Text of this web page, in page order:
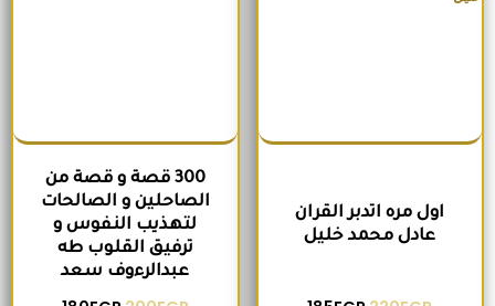
اول مره اتدبر القران
عادل محمد خليل
300 قصة و قصة من
الصاحلين و الصالحات
لتهذيب النفوس و
ترفيق القلوب طه
عبدالرءوف سعد